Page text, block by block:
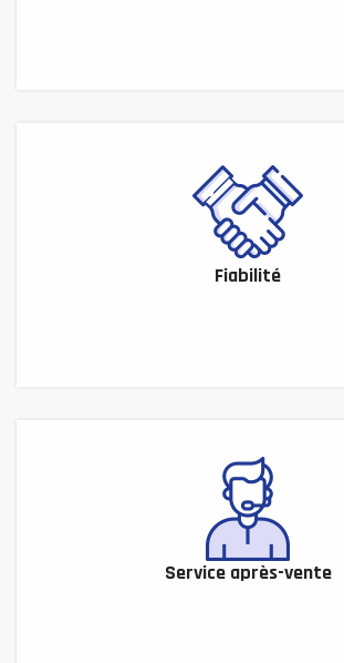
Fiabilité
Service après-vente